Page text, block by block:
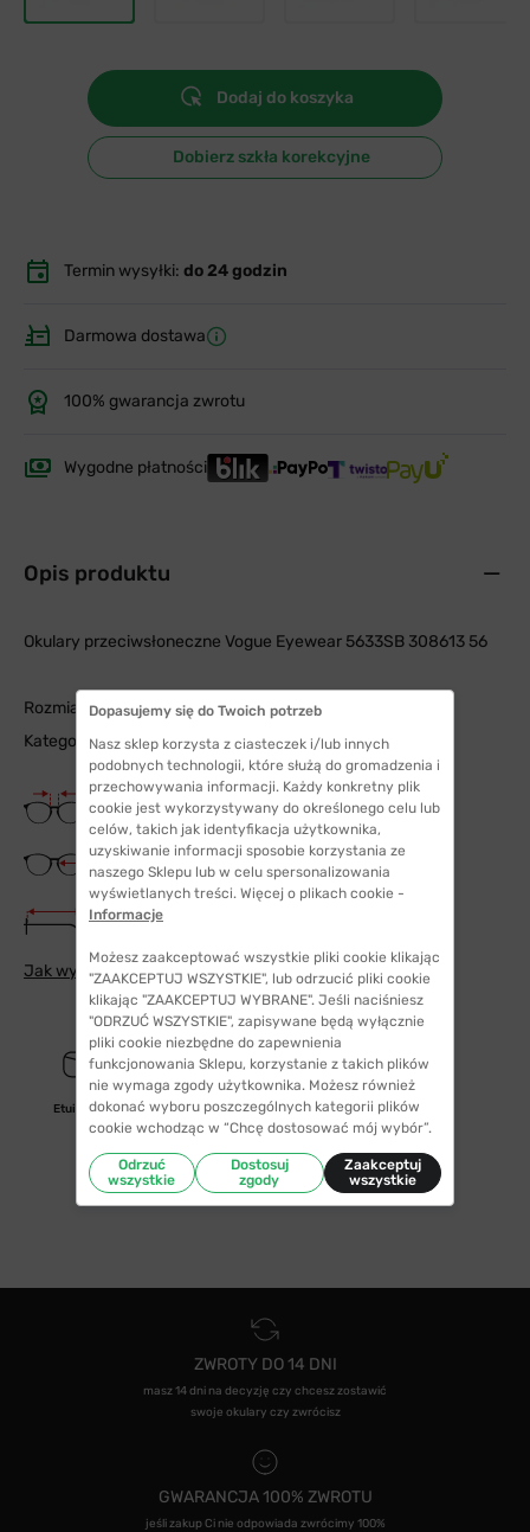
Dodaj do koszyka
Dobierz szkła korekcyjne
Termin wysyłki: do 24 godzin
Darmowa dostawa
100% gwarancja zwrotu
Wygodne płatności
Opis produktu
Okulary przeciwsłoneczne Vogue Eyewear 5633SB 308613 56
Rozmiar: 56
Kategoria filtra: 3n
Szerokość mostka
18 mm
Szerokość szkła
56 mm
Długość zauszników
Jak wybrać odpowiedni rozmiar
Etui/woreczek
ZWROTY DO 14 DNI
masz 14 dni na decyzję czy chcesz zostawić
swoje okulary czy zwrócisz
GWARANCJA 100% ZWROTU
jeśli zakup Ci nie odpowiada zwrócimy 100%
Dopasujemy się do Twoich potrzeb
Nasz sklep korzysta z ciasteczek i/lub innych
podobnych technologii, które służą do gromadzenia i
przechowywania informacji. Każdy konkretny plik
cookie jest wykorzystywany do określonego celu lub
celów, takich jak identyfikacja użytkownika,
uzyskiwanie informacji sposobie korzystania ze
naszego Sklepu lub w celu spersonalizowania
wyświetlanych treści. Więcej o plikach cookie -
Informacje
Możesz zaakceptować wszystkie pliki cookie klikając
"ZAAKCEPTUJ WSZYSTKIE", lub odrzucić pliki cookie
klikając "ZAAKCEPTUJ WYBRANE". Jeśli naciśniesz
"ODRZUĆ WSZYSTKIE", zapisywane będą wyłącznie
pliki cookie niezbędne do zapewnienia
funkcjonowania Sklepu, korzystanie z takich plików
nie wymaga zgody użytkownika. Możesz również
dokonać wyboru poszczególnych kategorii plików
cookie wchodząc w “Chcę dostosować mój wybór”.
Odrzuć
wszystkie
Dostosuj
zgody
Zaakceptuj
wszystkie